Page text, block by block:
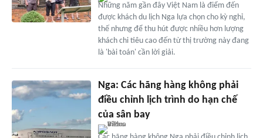
Những năm gần đây Việt Nam là điểm đến
được khách du lịch Nga lựa chọn cho kỳ nghỉ,
thế nhưng để thu hút được nhiều hơn lượng
khách chi tiêu cao đến từ thị trường này đang
là 'bài toán' cần lời giải.
Nga: Các hãng hàng không phải
điều chỉnh lịch trình do hạn chế
của sân bay